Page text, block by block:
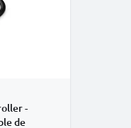
-
de